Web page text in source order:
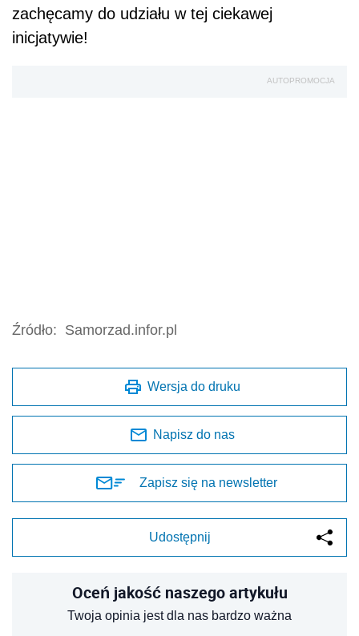
zachęcamy do udziału w tej ciekawej
inicjatywie!
AUTOPROMOCJA
Źródło: Samorzad.infor.pl
Wersja do druku
Napisz do nas
Zapisz się na newsletter
Udostępnij
Oceń jakość naszego artykułu
Twoja opinia jest dla nas bardzo ważna